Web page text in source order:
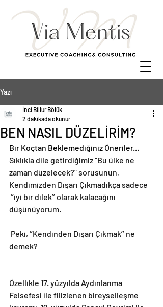
Yazı
BEN NASIL DÜZELİRİM?
İnci Billur Bölük
2 dakikada okunur
Bir Koçtan Beklemediğiniz Öneriler...
Sıklıkla dile getirdiğimiz “Bu ülke ne
zaman düzelecek?" sorusunun,
Kendimizden Dışarı Çıkmadıkça sadece
‘’iyi bir dilek’’ olarak kalacağını
düşünüyorum.
Peki, ‘’Kendinden Dışarı Çıkmak’’ ne
demek?
Özellikle 17. yüzyılda Aydınlanma
Felsefesi ile filizlenen bireyselleşme